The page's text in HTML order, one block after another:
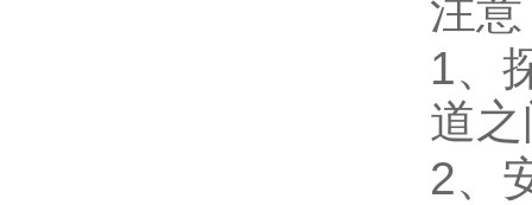
注
1、
道
2、